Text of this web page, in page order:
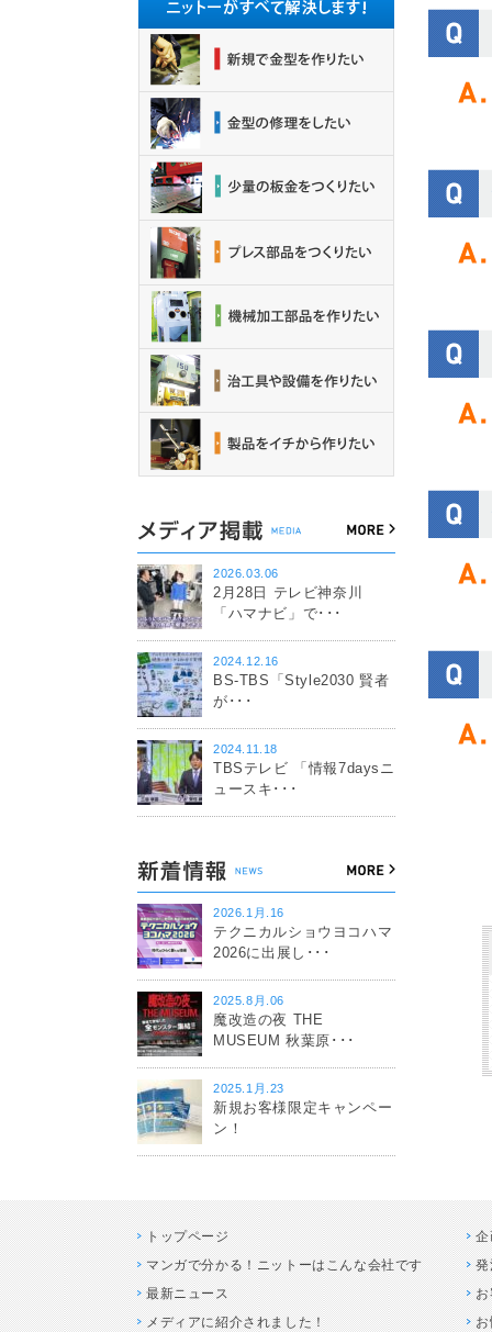
2026.03.06
2月28日 テレビ神奈川
「ハマナビ」で･･･
2024.12.16
BS-TBS「Style2030 賢者
が･･･
2024.11.18
TBSテレビ 「情報7daysニ
ュースキ･･･
2026.1月.16
テクニカルショウヨコハマ
2026に出展し･･･
2025.8月.06
魔改造の夜 THE
MUSEUM 秋葉原･･･
2025.1月.23
新規お客様限定キャンペー
ン！
トップページ
マンガで分かる！ニットーはこんな会社です
最新ニュース
メディアに紹介されました！
企
発
お
お